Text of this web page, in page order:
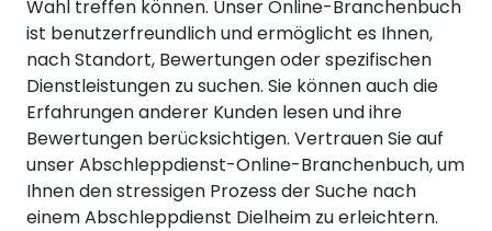
Wahl treffen können. Unser Online-Branchenbuch
ist benutzerfreundlich und ermöglicht es Ihnen,
nach Standort, Bewertungen oder spezifischen
Dienstleistungen zu suchen. Sie können auch die
Erfahrungen anderer Kunden lesen und ihre
Bewertungen berücksichtigen. Vertrauen Sie auf
unser Abschleppdienst-Online-Branchenbuch, um
Ihnen den stressigen Prozess der Suche nach
einem Abschleppdienst Dielheim zu erleichtern.